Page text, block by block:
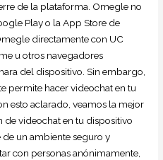
de la plataforma. Omegle no
Play o la App Store de
directamente con UC
u otros navegadores
del dispositivo. Sin embargo,
permite hacer videochat en tu
esto aclarado, veamos la mejor
de videochat en tu dispositivo
un ambiente seguro y
con personas anónimamente,